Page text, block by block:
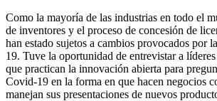
Como la mayoría de las industrias en todo el
de inventores y el proceso de concesión de
han estado sujetos a cambios provocados por
19. Tuve la oportunidad de entrevistar a
que practican la innovación abierta para
Covid-19 en la forma en que hacen negocios
manejan sus presentaciones de nuevos